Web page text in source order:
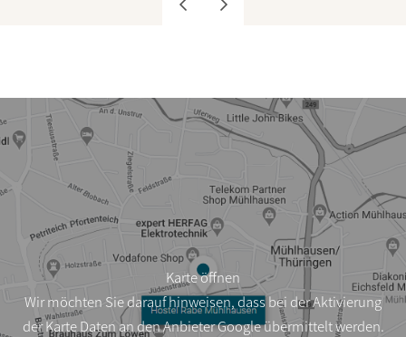
Karte öffnen
Wir möchten Sie darauf hinweisen, dass bei der Aktivierung
der Karte Daten an den Anbieter Google übermittelt werden.